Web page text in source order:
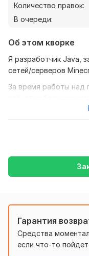
Количество правок:
В очереди:
Об этом кворке
Я разработчик Java,
сетей/серверов
За время работы над
Грамотно
необходимости
применять.
Концепт
Прототип
Графика
Гарантия
Средства
если что-то пойдет